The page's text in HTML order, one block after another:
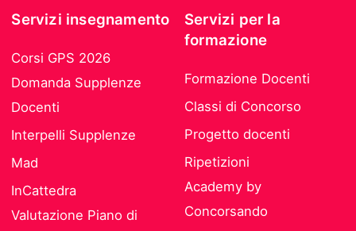
Servizi insegnamento
Corsi GPS 2026
Domanda Supplenze
Docenti
Interpelli Supplenze
Mad
InCattedra
Valutazione Piano di
Servizi per la
formazione
Formazione Docenti
Classi di Concorso
Progetto docenti
Ripetizioni
Academy by
Concorsando